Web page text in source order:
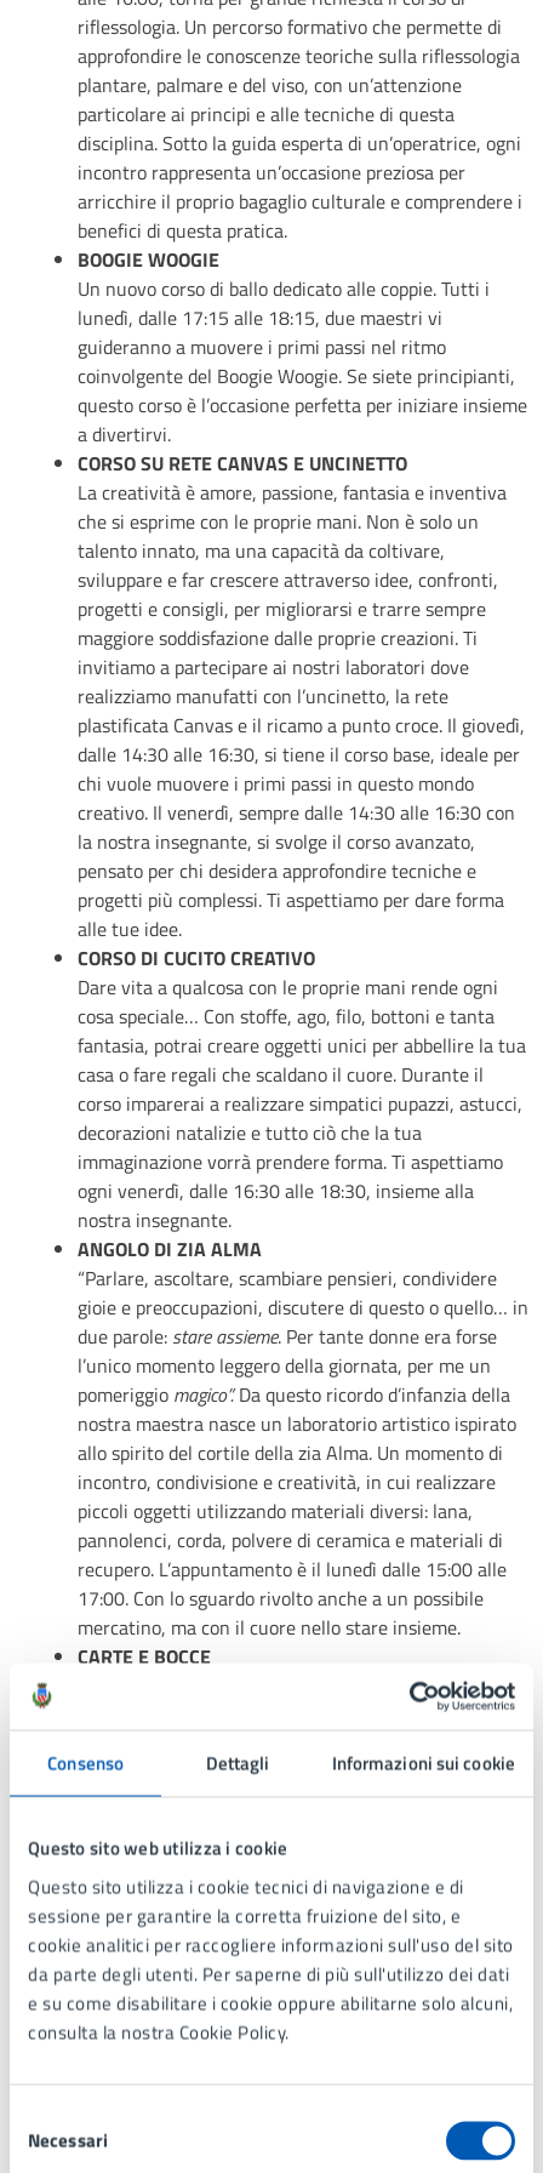
Consenso Dettagli Informazioni sui cookie
Questo sito web utilizza i cookie
Questo sito utilizza i cookie tecnici di navigazione e di
sessione per garantire la corretta fruizione del sito, e
cookie analitici per raccogliere informazioni sull'uso del sito
da parte degli utenti. Per saperne di più sull'utilizzo dei dati
e su come disabilitare i cookie oppure abilitarne solo alcuni,
consulta la nostra Cookie Policy.
delNecessari
riflessologia. Un percorso formativo che permette di
approfondire le conoscenze teoriche sulla riflessologia
plantare, palmare e del viso, con un’attenzione
particolare ai principi e alle tecniche di questa
disciplina. Sotto la guida esperta di un’operatrice, ogni
incontro rappresenta un’occasione preziosa per
arricchire il proprio bagaglio culturale e comprendere i
benefici di questa pratica.
BOOGIE WOOGIE
Un nuovo corso di ballo dedicato alle coppie. Tutti i
lunedì, dalle 17:15 alle 18:15, due maestri vi
guideranno a muovere i primi passi nel ritmo
coinvolgente del Boogie Woogie. Se siete principianti,
questo corso è l’occasione perfetta per iniziare insieme
a divertirvi.
CORSO SU RETE CANVAS E UNCINETTO
La creatività è amore, passione, fantasia e inventiva
che si esprime con le proprie mani. Non è solo un
talento innato, ma una capacità da coltivare,
sviluppare e far crescere attraverso idee, confronti,
progetti e consigli, per migliorarsi e trarre sempre
maggiore soddisfazione dalle proprie creazioni. Ti
invitiamo a partecipare ai nostri laboratori dove
realizziamo manufatti con l’uncinetto, la rete
plastificata Canvas e il ricamo a punto croce. Il giovedì,
dalle 14:30 alle 16:30, si tiene il corso base, ideale per
chi vuole muovere i primi passi in questo mondo
creativo. Il venerdì, sempre dalle 14:30 alle 16:30 con
la nostra insegnante, si svolge il corso avanzato,
pensato per chi desidera approfondire tecniche e
progetti più complessi. Ti aspettiamo per dare forma
alle tue idee.
CORSO DI CUCITO CREATIVO
Dare vita a qualcosa con le proprie mani rende ogni
cosa speciale… Con stoffe, ago, filo, bottoni e tanta
fantasia, potrai creare oggetti unici per abbellire la tua
casa o fare regali che scaldano il cuore. Durante il
corso imparerai a realizzare simpatici pupazzi, astucci,
decorazioni natalizie e tutto ciò che la tua
immaginazione vorrà prendere forma. Ti aspettiamo
ogni venerdì, dalle 16:30 alle 18:30, insieme alla
nostra insegnante.
ANGOLO DI ZIA ALMA
“Parlare, ascoltare, scambiare pensieri, condividere
gioie e preoccupazioni, discutere di questo o quello… in
due parole: stare assieme. Per tante donne era forse
l’unico momento leggero della giornata, per me un
pomeriggio magico”.Da questo ricordo d’infanzia della
nostra maestra nasce un laboratorio artistico ispirato
allo spirito del cortile della zia Alma. Un momento di
incontro, condivisione e creatività, in cui realizzare
piccoli oggetti utilizzando materiali diversi: lana,
pannolenci, corda, polvere di ceramica e materiali di
recupero. L’appuntamento è il lunedì dalle 15:00 alle
17:00. Con lo sguardo rivolto anche a un possibile
mercatino, ma con il cuore nello stare insieme.
CARTE E BOCCE
Dal lunedì al venerdì il Centro è aperto a chi desidera
trascorrere il tempo in compagnia giocando a carte o a
per divertirsi con i giochi più amati, come Scala 40 e
Burraco. Il nostro campo da bocce, di ultima
mesi freddi e all’aperto con la bella stagione. Durante
l’anno vengono organizzati tornei per tutti i livelli,
un’occasione perfetta per mettersi in gioco, fare nuove
amicizie e condividere momenti piacevoli insieme.
BALLO LIBERO
Ogni venerdì, dalle 15:00 alle 18:00, il Centro si
trasforma in una pista da ballo! Tre ore di musica,
Il giovedì pomeriggio, dalle 15:00 alle 18:00, è il